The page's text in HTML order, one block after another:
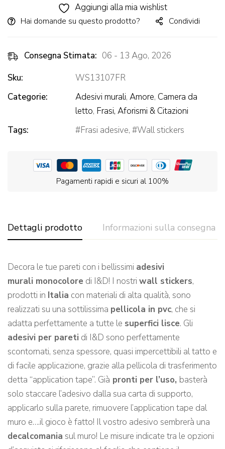
Aggiungi alla mia wishlist
Hai domande su questo prodotto? Condividi
Consegna Stimata: 06 - 13 Ago, 2026
Sku:
WS13107FR
Categorie:
Adesivi murali, Amore, Camera da
letto, Frasi, Aforismi & Citazioni
Tags:
Frasi adesive, Wall stickers
Pagamenti rapidi e sicuri al 100%
Dettagli prodotto Informazioni sulla consegna
Decora le tue pareti con i bellissimi adesivi
murali monocolore di I&D! I nostri wall stickers,
prodotti in Italia con materiali di alta qualità, sono
realizzati su una sottilissima pellicola in pvc, che si
adatta perfettamente a tutte le superfici lisce. Gli
adesivi per pareti di I&D sono perfettamente
scontornati, senza spessore, quasi impercettibili al tatto e
di facile applicazione, grazie alla pellicola di trasferimento
detta “application tape”. Già pronti per l’uso, basterà
solo staccare l’adesivo dalla sua carta di supporto,
applicarlo sulla parete, rimuovere l’application tape dal
muro e….il gioco è fatto! Il vostro adesivo sembrerà una
decalcomania sul muro! Le misure indicate tra le opzioni